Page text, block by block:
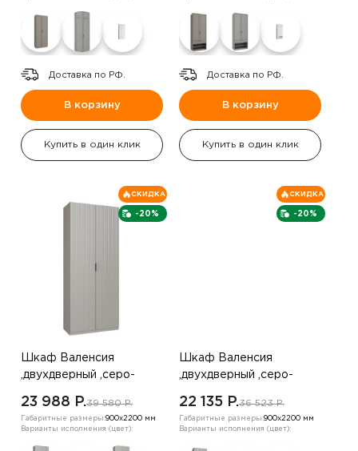
Доставка по РФ.
В корзину
Купить в один клик
Доставка по РФ.
В корзину
Купить в один клик
-20%
СКИДКА
Шкаф Валенсия
,двухдверный ,серо-
23 988 P.39 580 P.
Габаритные размеры:900х2200 мм
Варианты исполнения (цвет):
-20%
СКИДКА
Шкаф Валенсия
,двухдверный ,серо-
22 135 P.36 523 P.
Габаритные размеры:900х2200 мм
Варианты исполнения (цвет):